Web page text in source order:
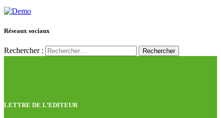
Réseaux sociaux
Rechercher :
LETTRE DE L’EDITEUR